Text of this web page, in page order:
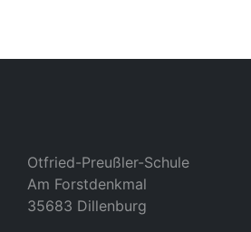
Otfried-Preußler-Schule
Am Forstdenkmal
35683 Dillenburg